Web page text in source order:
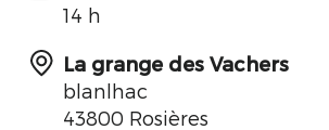
14 h
La grange des Vachers
blanlhac
43800 Rosières